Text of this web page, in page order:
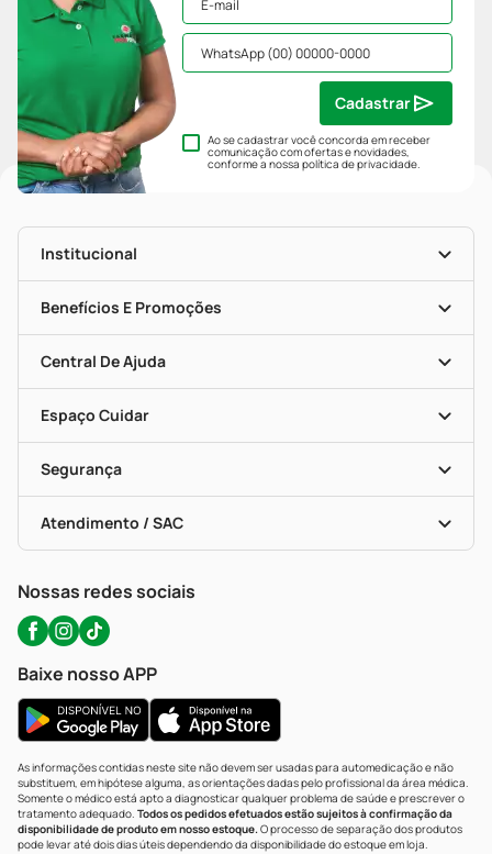
Ao se cadastrar você concorda em receber
comunicação com ofertas e novidades,
conforme a nossapolítica de privacidade.
Cadastrar
Institucional
História
Nossas Lojas
Mapa De Categorias
Blog Da PP
Seja Uma Loja Parceira
Benefícios E Promoções
Clube PP
Convênios
Programa Popular Do Brasil
Encarte De Ofertas
Dermaclub
Descontos De Laboratório (PBM)
Cupons E Ofertas
Central De Ajuda
Entrega
Recompra Programada
Compras Com Receita
Alomed (tele-Entrega)
Formas De Pagamento
Troca E Devolução
Bulas De A A Z
Políticas De Marketplace
Espaço Cuidar
Vacinas
Serviços Farmacêuticos
Testes Rápidos
Autoteste Covid-19
Segurança
Certificado De Segurança
Portal Da Privacidade
Atendimento / SAC
WhatsApp (47) 9202-1687
Nossas redes sociais
Baixe nosso APP
As informações contidas neste site não devem ser usadas para automedicação e não
substituem, em hipótese alguma, as orientações dadas pelo profissional da área médica.
Somente o médico está apto a diagnosticar qualquer problema de saúde e prescrever o
tratamento adequado. Todos os pedidos efetuados estão sujeitos à confirmação da
disponibilidade de produto em nosso estoque.O processo de separação dos produtos
pode levar até dois dias úteis dependendo da disponibilidade do estoque em loja.